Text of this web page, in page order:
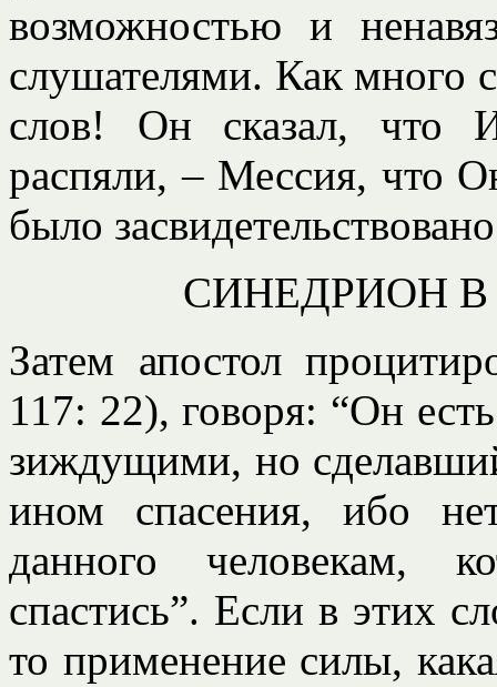
возможностью и
слушателями. Как много
слов! Он сказал, что
распяли, – Мессия, что
было
СИНЕДРИОН
Затем апостол
117: 22), говоря: “Он
зиждущими, но
ином спасения, ибо
данного человекам,
спастись”. Если в этих
то применение силы,